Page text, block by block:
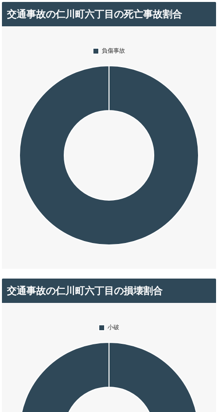
交通事故の仁川町六丁目の死亡事故割合
交通事故の仁川町六丁目の損壊割合